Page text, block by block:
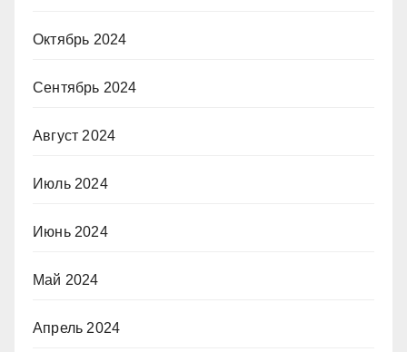
Октябрь 2024
Сентябрь 2024
Август 2024
Июль 2024
Июнь 2024
Май 2024
Апрель 2024